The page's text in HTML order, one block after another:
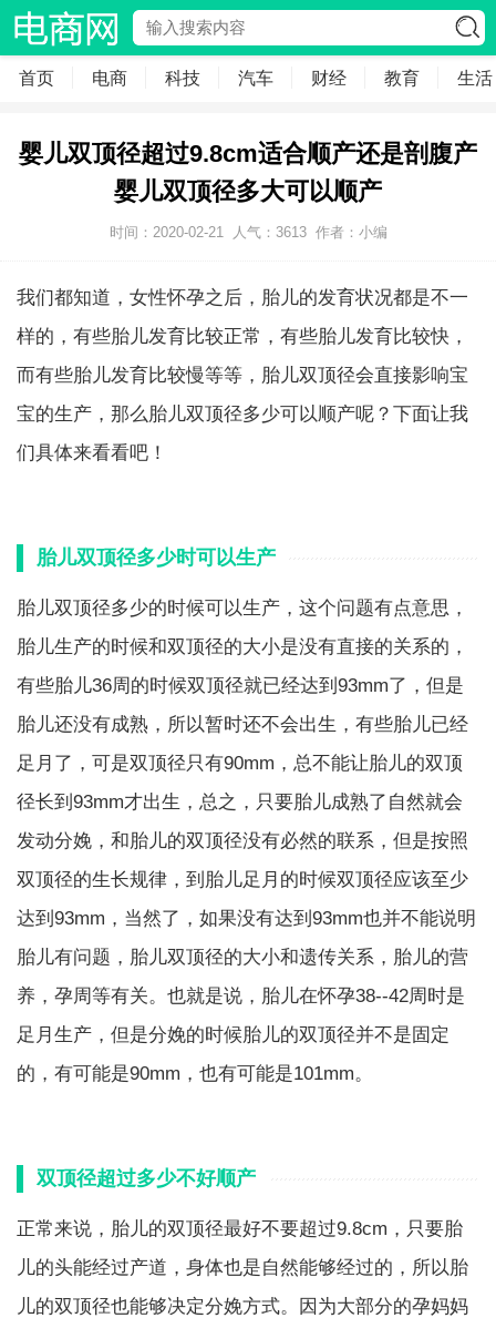
首页 电商 科技 汽车 财经 教育 生活
婴儿双顶径超过9.8cm适合顺产还是剖腹产
婴儿双顶径多大可以顺产
时间：2020-02-21 人气： 3613 作者：小编
我们都知道，女性怀孕之后，胎儿的发育状况都是不一
样的，有些胎儿发育比较正常，有些胎儿发育比较快，
而有些胎儿发育比较慢等等，胎儿双顶径会直接影响宝
宝的生产，那么胎儿双顶径多少可以顺产呢？下面让我
们具体来看看吧！
胎儿双顶径多少时可以生产
胎儿双顶径多少的时候可以生产，这个问题有点意思，
胎儿生产的时候和双顶径的大小是没有直接的关系的，
有些胎儿36周的时候双顶径就已经达到93mm了，但是
胎儿还没有成熟，所以暂时还不会出生，有些胎儿已经
足月了，可是双顶径只有90mm，总不能让胎儿的双顶
径长到93mm才出生，总之，只要胎儿成熟了自然就会
发动分娩，和胎儿的双顶径没有必然的联系，但是按照
双顶径的生长规律，到胎儿足月的时候双顶径应该至少
达到93mm，当然了，如果没有达到93mm也并不能说明
胎儿有问题，胎儿双顶径的大小和遗传关系，胎儿的营
养，孕周等有关。也就是说，胎儿在怀孕38--42周时是
足月生产，但是分娩的时候胎儿的双顶径并不是固定
的，有可能是90mm，也有可能是101mm。
双顶径超过多少不好顺产
正常来说，胎儿的双顶径最好不要超过9.8cm，只要胎
儿的头能经过产道，身体也是自然能够经过的，所以胎
儿的双顶径也能够决定分娩方式。因为大部分的孕妈妈